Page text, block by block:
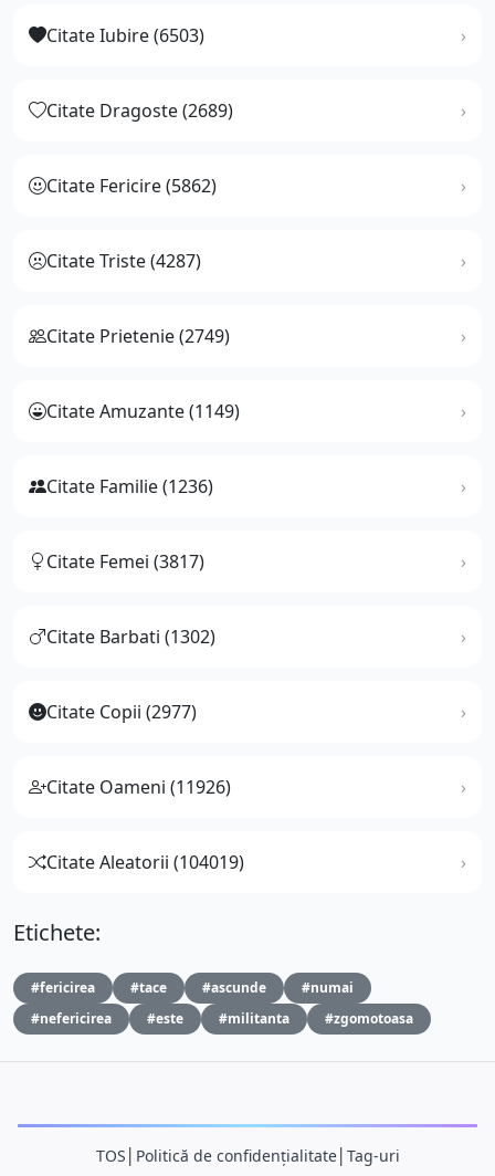
Citate Iubire (6503)
Citate Dragoste (2689)
Citate Fericire (5862)
Citate Triste (4287)
Citate Prietenie (2749)
Citate Amuzante (1149)
Citate Familie (1236)
Citate Femei (3817)
Citate Barbati (1302)
Citate Copii (2977)
Citate Oameni (11926)
Citate Aleatorii (104019)
Etichete:
#fericirea #tace #ascunde
#numai
#nefericirea
#este #militanta #zgomotoasa
TOS Politică de confidențialitate│ Tag-uri